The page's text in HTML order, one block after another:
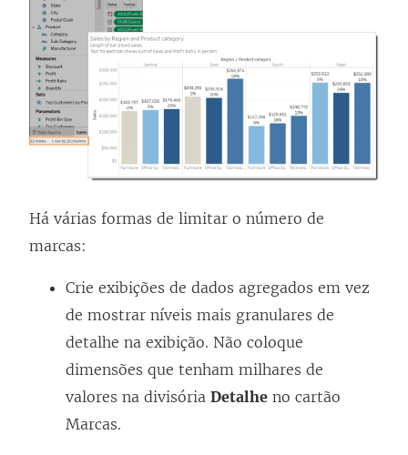
Há várias formas de limitar o número de
marcas:
Crie exibições de dados agregados em vez
de mostrar níveis mais granulares de
detalhe na exibição. Não coloque
dimensões que tenham milhares de
valores na divisória Detalhe no cartão
Marcas.